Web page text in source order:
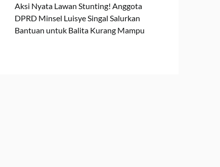
Aksi Nyata Lawan Stunting! Anggota
DPRD Minsel Luisye Singal Salurkan
Bantuan untuk Balita Kurang Mampu